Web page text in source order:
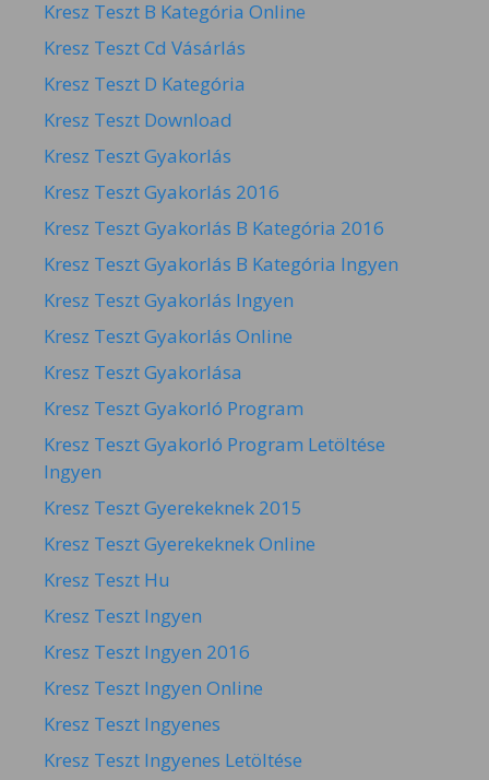
Kresz Teszt B Kategória Online
Kresz Teszt Cd Vásárlás
Kresz Teszt D Kategória
Kresz Teszt Download
Kresz Teszt Gyakorlás
Kresz Teszt Gyakorlás 2016
Kresz Teszt Gyakorlás B Kategória 2016
Kresz Teszt Gyakorlás B Kategória Ingyen
Kresz Teszt Gyakorlás Ingyen
Kresz Teszt Gyakorlás Online
Kresz Teszt Gyakorlása
Kresz Teszt Gyakorló Program
Kresz Teszt Gyakorló Program Letöltése
Ingyen
Kresz Teszt Gyerekeknek 2015
Kresz Teszt Gyerekeknek Online
Kresz Teszt Hu
Kresz Teszt Ingyen
Kresz Teszt Ingyen 2016
Kresz Teszt Ingyen Online
Kresz Teszt Ingyenes
Kresz Teszt Ingyenes Letöltése